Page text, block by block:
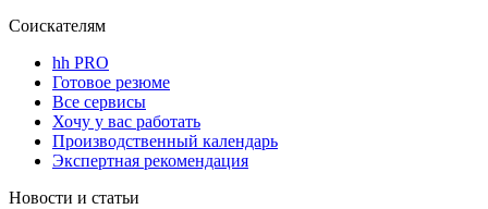
Соискателям
hh PRO
Готовое резюме
Все сервисы
Хочу у вас работать
Производственный календарь
Экспертная рекомендация
Новости и статьи